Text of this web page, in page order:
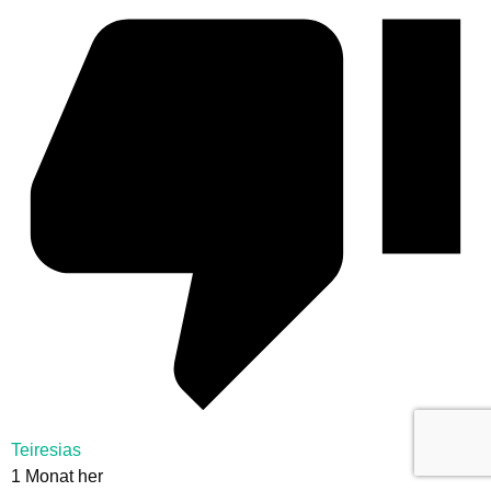
Teiresias
1 Monat her